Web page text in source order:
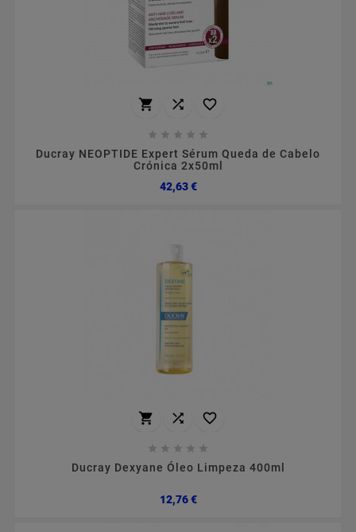
  
    
Ducray NEOPTIDE Expert Sérum Queda de Cabelo
Crónica 2x50ml
42,63 €Preço
  
    
Ducray Dexyane Óleo Limpeza 400ml
12,76 €Preço